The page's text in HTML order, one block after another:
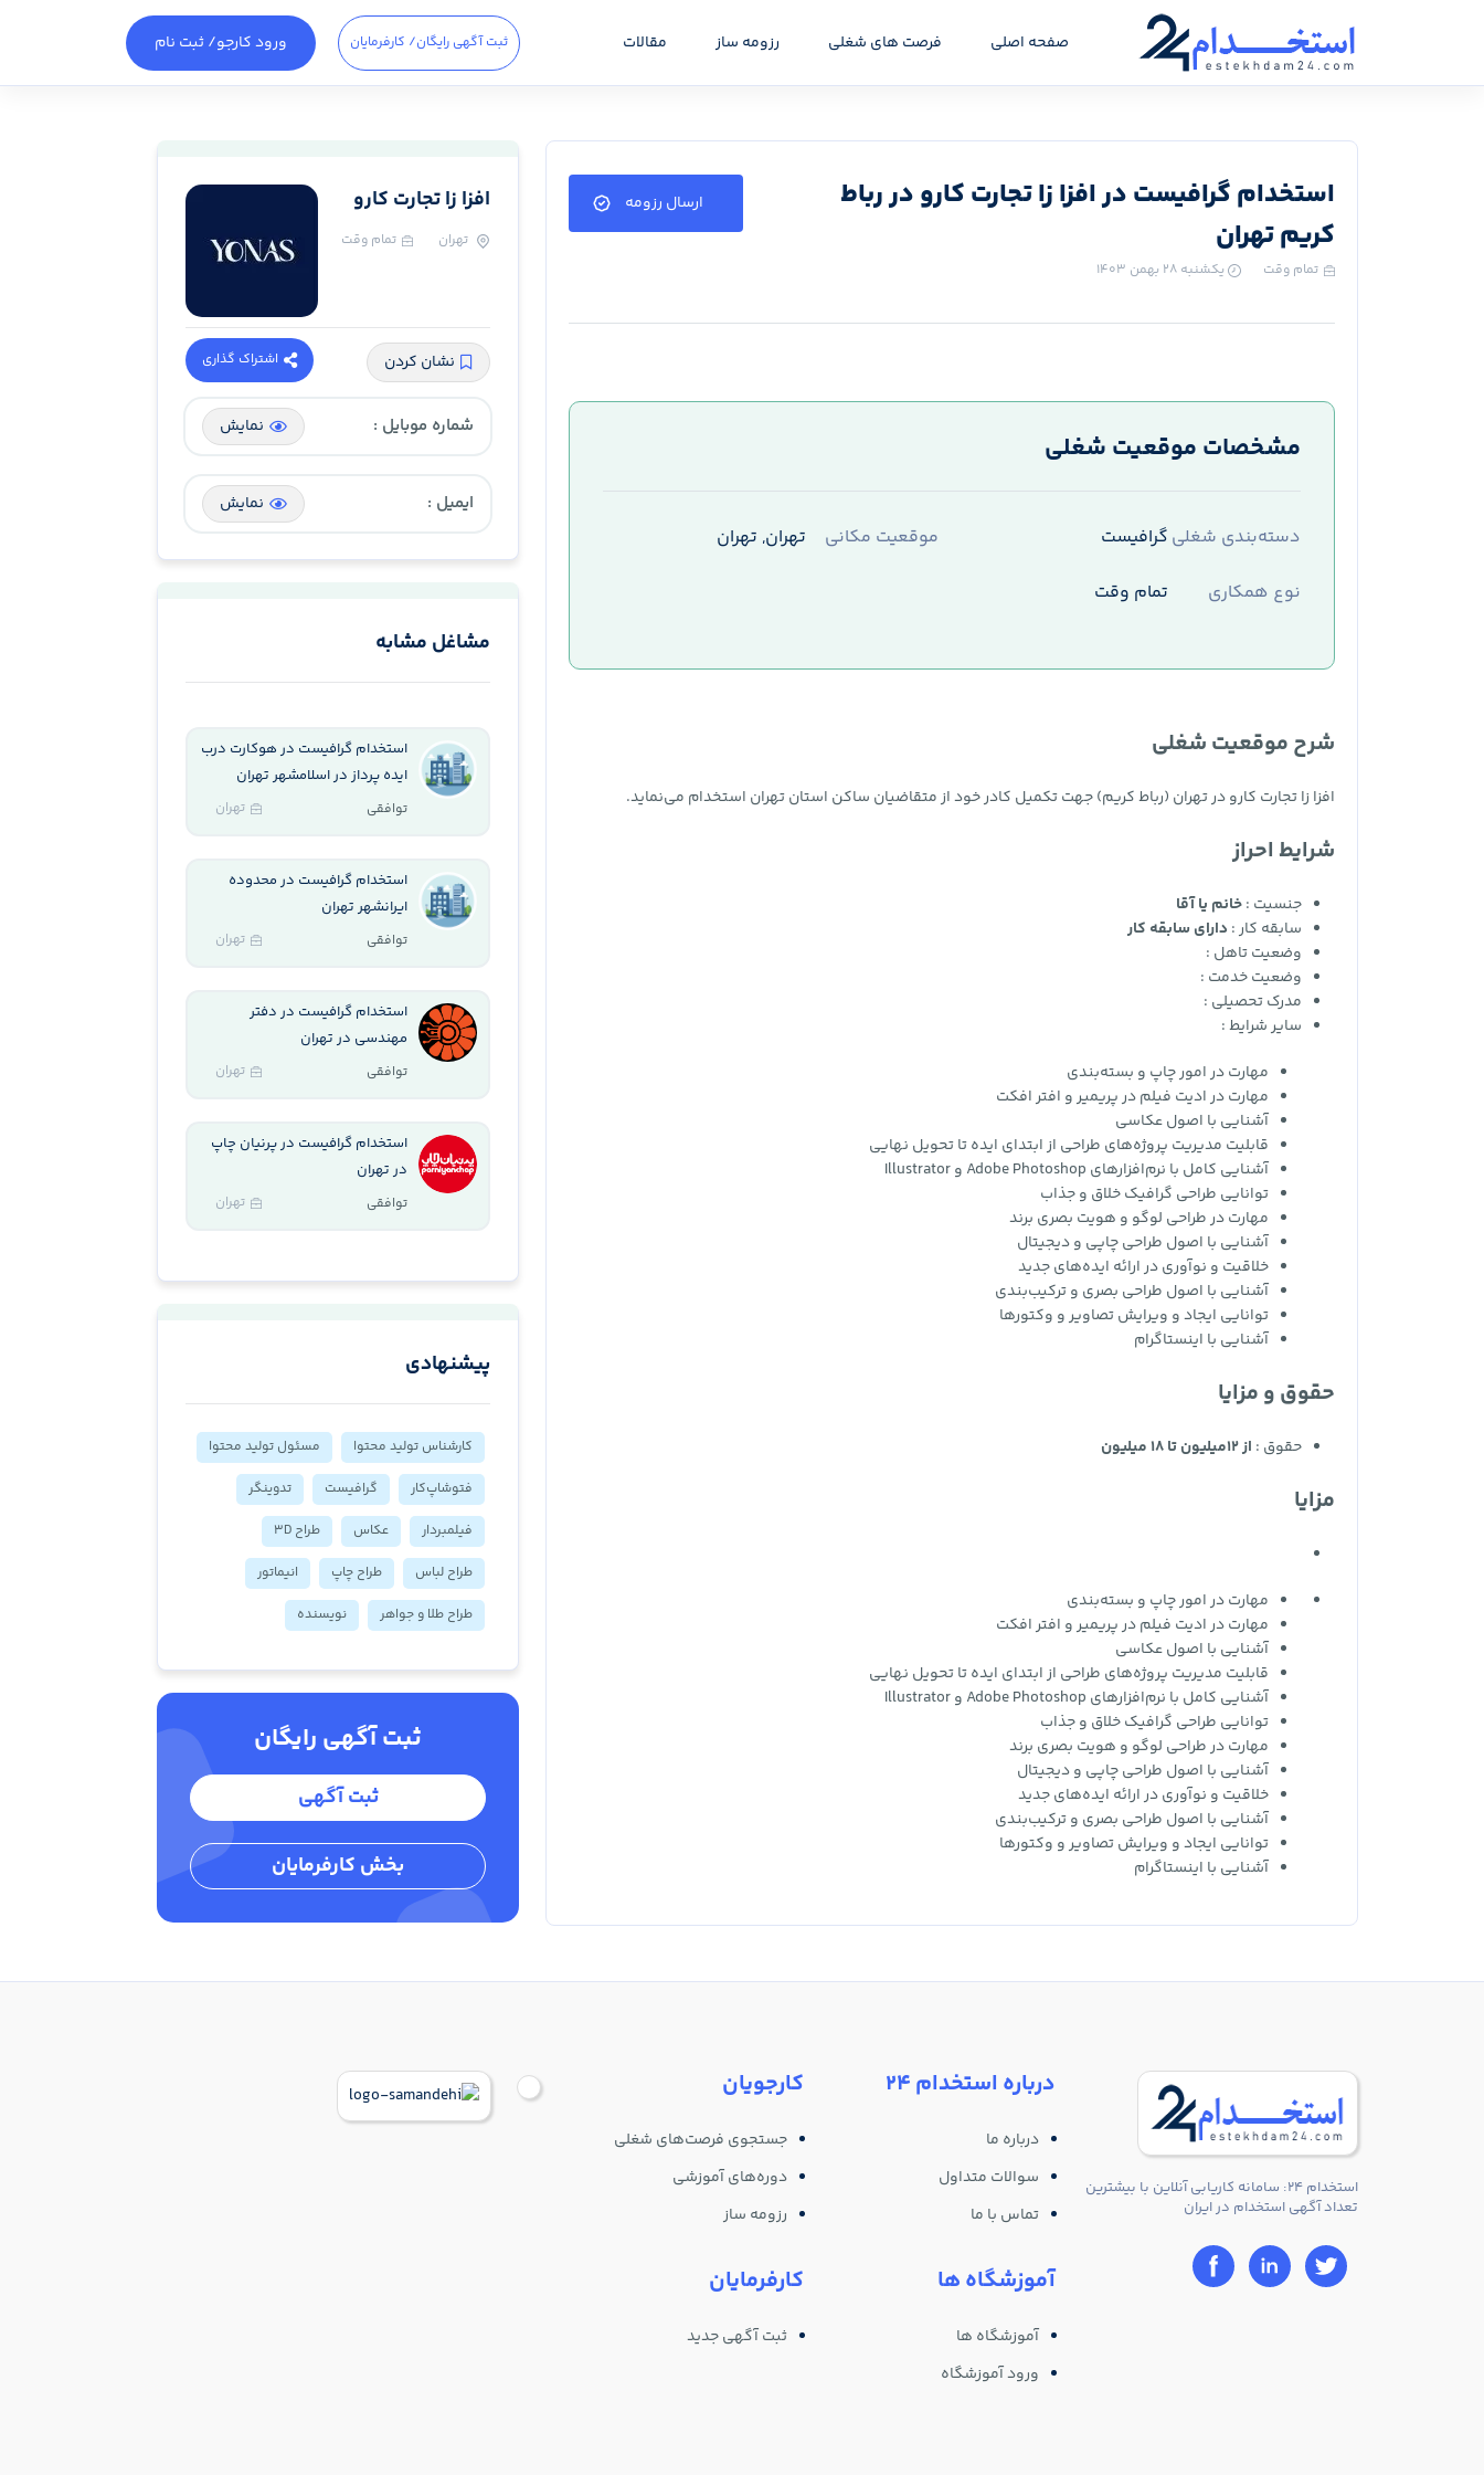
صفحه اصلی فرصت های شغلی رزومه ساز مقالات ثبت آگهی رایگان/ کارفرمایان ورود کارجو/ ثبت نام
استخدام گرافیست در افزا زا تجارت کارو در رباط
کریم تهران
تمام وقت یکشنبه ۲۸ بهمن ۱۴۰۳
ارسال رزومه
مشخصات موقعیت شغلی
دسته‌بندی شغلی گرافیست موقعیت مکانی
تهران, تهران
نوع همکاری
تمام وقت
شرح موقعیت شغلی
افزا زا تجارت کارو در تهران (رباط کریم) جهت تکمیل کادر خود از متقاضیان ساکن استان تهران استخدام می‌نماید.
شرایط احراز
جنسیت :خانم یا آقا
سابقه کار : دارای سابقه کار
وضعیت تاهل :
وضعیت خدمت :
مدرک تحصیلی :
سایر شرایط :
مهارت در امور چاپ و بسته‌بندی
مهارت در ادیت فیلم در پریمیر و افتر افکت
آشنایی با اصول عکاسی
قابلیت مدیریت پروژه‌های طراحی از ابتدای ایده تا تحویل نهایی
آشنایی کامل با نرم‌افزارهای Adobe Photoshop و Illustrator
توانایی طراحی گرافیک خلاق و جذاب
مهارت در طراحی لوگو و هویت بصری برند
آشنایی با اصول طراحی چاپی و دیجیتال
خلاقیت و نوآوری در ارائه ایده‌های جدید
آشنایی با اصول طراحی بصری و ترکیب‌بندی
توانایی ایجاد و ویرایش تصاویر و وکتورها
آشنایی با اینستاگرام
حقوق و مزایا
حقوق : از 12میلیون تا 18 میلیون
مزایا
مهارت در امور چاپ و بسته‌بندی
مهارت در ادیت فیلم در پریمیر و افتر افکت
آشنایی با اصول عکاسی
قابلیت مدیریت پروژه‌های طراحی از ابتدای ایده تا تحویل نهایی
آشنایی کامل با نرم‌افزارهای Adobe Photoshop و Illustrator
توانایی طراحی گرافیک خلاق و جذاب
مهارت در طراحی لوگو و هویت بصری برند
آشنایی با اصول طراحی چاپی و دیجیتال
خلاقیت و نوآوری در ارائه ایده‌های جدید
آشنایی با اصول طراحی بصری و ترکیب‌بندی
توانایی ایجاد و ویرایش تصاویر و وکتورها
آشنایی با اینستاگرام
افزا زا تجارت کارو
تهران تمام وقت
نشان کردن اشتراک گذاری
شماره موبایل : نمایش
ایمیل : نمایش
مشاغل مشابه
استخدام گرافیست در هوکارت درب
ایده پرداز در اسلامشهر تهران
توافقی تهران
استخدام گرافیست در محدوده
ایرانشهر تهران
توافقی تهران
استخدام گرافیست در دفتر
مهندسی در تهران
توافقی تهران
استخدام گرافیست در پرنیان چاپ
در تهران
توافقی تهران
پیشنهادی
کارشناس تولید محتوا
مسئول تولید محتوا
فتوشاپ‌کار
گرافیست
تدوینگر
فیلمبردار
عکاس
طراح 3D
طراح لباس
طراح چاپ
انیماتور
طراح طلا و جواهر
نویسنده
ثبت آگهی رایگان
ثبت آگهی
بخش کارفرمایان
استخدام 24: سامانه کاریابی آنلاین با بیشترین
تعداد آگهی استخدام در ایران
درباره استخدام 24
درباره ما
سوالات متداول
تماس با ما
آموزشگاه ها
آموزشگاه ها
ورود آموزشگاه
کارجویان
جستجوی فرصت‌های شغلی
دوره‌های آموزشی
رزومه ساز
کارفرمایان
ثبت آگهی جدید